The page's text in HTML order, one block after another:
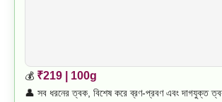
💰 ₹219 | 100g
👤 সব ধরনের ত্বক, বিশেষ করে ব্রণ-প্রবণ এবং দাগযুক্ত